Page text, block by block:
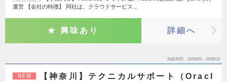
運営 【会社の特徴】 同社は、クラウドサービス…
興味あり 詳細へ
掲載期間 26/08/06～26/08/19
NEW
【神奈川】テクニカルサポート（Oracl